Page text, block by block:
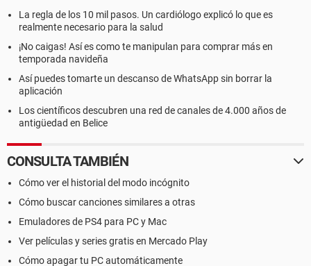
La regla de los 10 mil pasos. Un cardiólogo explicó lo que es
realmente necesario para la salud
¡No caigas! Así es como te manipulan para comprar más en
temporada navideña
Así puedes tomarte un descanso de WhatsApp sin borrar la
aplicación
Los científicos descubren una red de canales de 4.000 años de
antigüedad en Belice
CONSULTA TAMBIÉN
Cómo ver el historial del modo incógnito
Cómo buscar canciones similares a otras
Emuladores de PS4 para PC y Mac
Ver películas y series gratis en Mercado Play
Cómo apagar tu PC automáticamente